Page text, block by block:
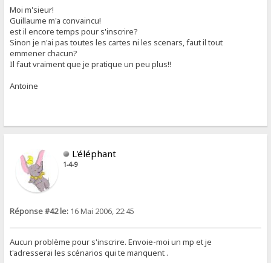
Moi m'sieur!
Guillaume m'a convaincu!
est il encore temps pour s'inscrire?
Sinon je n'ai pas toutes les cartes ni les scenars, faut il tout
emmener chacun?
Il faut vraiment que je pratique un peu plus!!
Antoine
L'éléphant
1-4-9
Réponse #42 le: 16 Mai 2006, 22:45
Aucun problème pour s'inscrire. Envoie-moi un mp et je
t'adresserai les scénarios qui te manquent .